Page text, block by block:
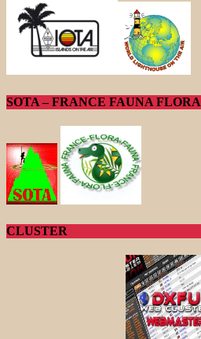
SOTA – FRANCE FAUNA FLORA
CLUSTER